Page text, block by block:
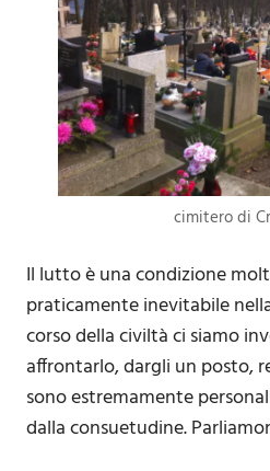
cimitero di
Il lutto è una condizione
praticamente inevitabile
corso della civiltà ci siamo
affrontarlo, dargli un posto,
sono estremamente
dalla consuetudine.